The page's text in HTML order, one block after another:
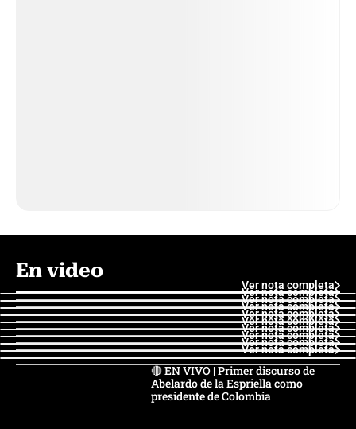
En video
Ver nota completa
Ver nota completa
Ver nota completa
Ver nota completa
Ver nota completa
Ver nota completa
Ver nota completa
Ver nota completa
Ver nota completa
Ver nota completa
🔴 EN VIVO | Primer discurso de
Abelardo de la Espriella como
presidente de Colombia